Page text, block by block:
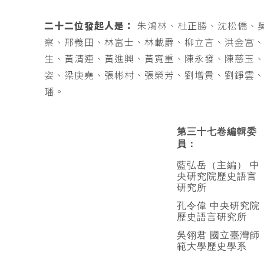
二十二位發起人是：
朱鴻林、杜正勝、沈松僑、
察、邢義田、林富士、林載爵、柳立言、洪金富
生、黃清連、黃進興、黃寬重、陳永發、陳慈玉
姿、梁庚堯、張彬村、張榮芳、劉增貴、劉錚雲
璠。
第三十七卷編輯委
員：
藍弘岳（主編） 中
央研究院歷史語言
研究所
孔令偉 中央研究院
歷史語言研究所
吳翎君 國立臺灣師
範大學歷史學系